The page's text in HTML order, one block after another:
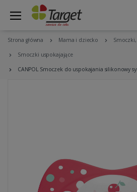
Strona główna Mama i dziecko
Smoczki uspokajające
CANPOL Smoczek do uspokajania silikonowy